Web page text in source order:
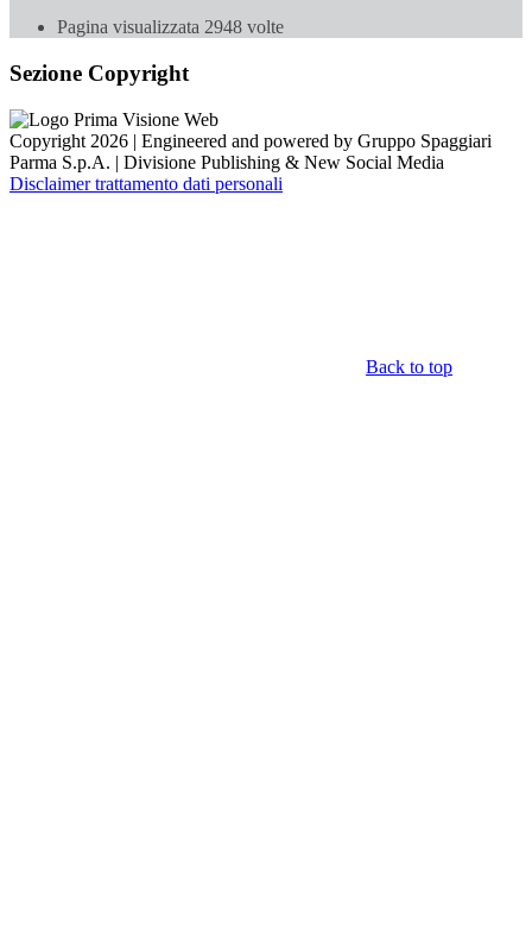
Pagina visualizzata 2948 volte
Sezione Copyright
Copyright 2026 | Engineered and powered by Gruppo Spaggiari
Parma S.p.A. | Divisione Publishing & New Social Media
Disclaimer trattamento dati personali
Back to top